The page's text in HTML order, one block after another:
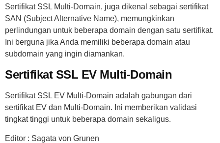
Sertifikat SSL Multi-Domain, juga dikenal sebagai sertifikat
SAN (Subject Alternative Name), memungkinkan
perlindungan untuk beberapa domain dengan satu sertifikat.
Ini berguna jika Anda memiliki beberapa domain atau
subdomain yang ingin diamankan.
Sertifikat SSL EV Multi-Domain
Sertifikat SSL EV Multi-Domain adalah gabungan dari
sertifikat EV dan Multi-Domain. Ini memberikan validasi
tingkat tinggi untuk beberapa domain sekaligus.
Editor : Sagata von Grunen